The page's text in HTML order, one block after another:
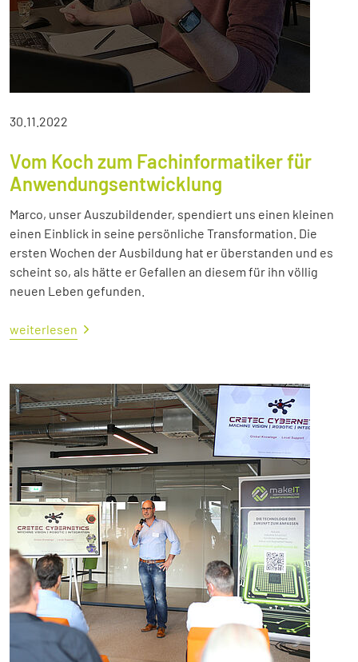
30.11.2022
Vom Koch zum Fachinformatiker für
Anwendungsentwicklung
Marco, unser Auszubildender, spendiert uns einen kleinen
einen Einblick in seine persönliche Transformation. Die
ersten Wochen der Ausbildung hat er überstanden und es
scheint so, als hätte er Gefallen an diesem für ihn völlig
neuen Leben gefunden.
weiterlesen